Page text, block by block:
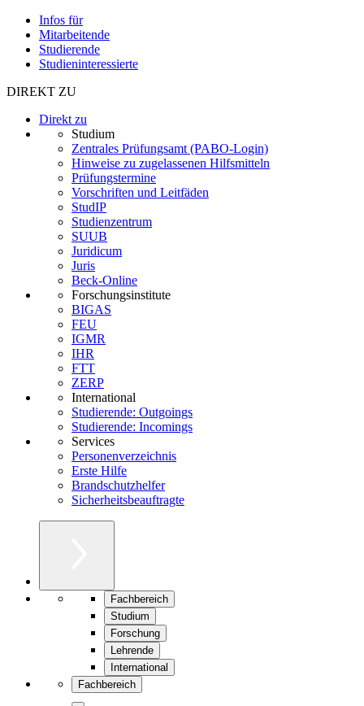
Infos für
Mitarbeitende
Studierende
Studieninteressierte
DIREKT ZU
Direkt zu
Studium
Zentrales Prüfungsamt (PABO-Login)
Hinweise zu zugelassenen Hilfsmitteln
Prüfungstermine
Vorschriften und Leitfäden
StudIP
Studienzentrum
SUUB
Juridicum
Juris
Beck-Online
Forschungsinstitute
BIGAS
FEU
IGMR
IHR
FTT
ZERP
International
Studierende: Outgoings
Studierende: Incomings
Services
Personenverzeichnis
Erste Hilfe
Brandschutzhelfer
Sicherheitsbeauftragte
Fachbereich
Studium
Forschung
Lehrende
International
Fachbereich